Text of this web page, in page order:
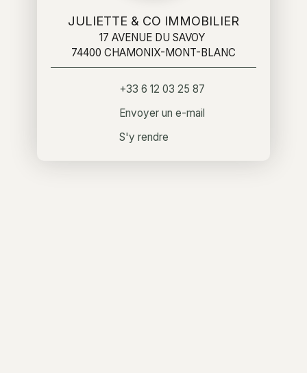
JULIETTE & CO IMMOBILIER
17 AVENUE DU SAVOY
74400 CHAMONIX-MONT-BLANC
+33 6 12 03 25 87
Envoyer un e-mail
S'y rendre